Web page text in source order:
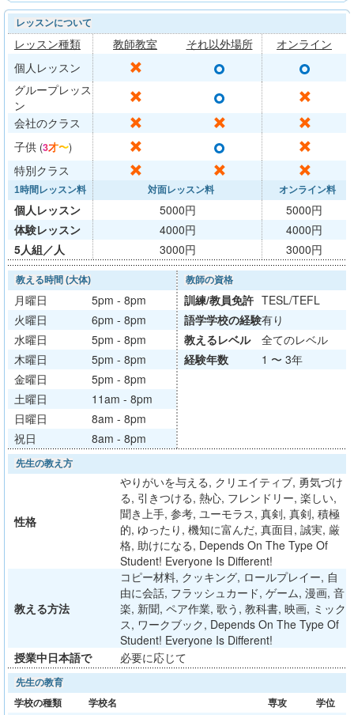
レッスンについて
レッスン種類 教師教室 それ以外場所
オンライン
個人レッスン
✕ ○ ○
グループレッス
ン
✕ ○ ✕
会社のクラス ✕ ✕ ✕
子供 (3才〜) ✕ ○ ✕
特別クラス ✕ ✕ ✕
1時間レッスン料 対面レッスン料 オンライン料
個人レッスン 5000円
5000円
体験レッスン
4000円
4000円
5人組／人
3000円 3000円
教える時間 (大体)
月曜日
5pm - 8pm
火曜日
6pm - 8pm
水曜日
5pm - 8pm
木曜日
5pm - 8pm
金曜日
5pm - 8pm
土曜日
11am - 8pm
日曜日
8am - 8pm
祝日
8am - 8pm
教師の資格
訓練/教員免許 TESL/TEFL
語学学校の経験有り
教えるレベル
全てのレベル
経験年数
1 〜 3年
先生の教え方
性格
やりがいを与える, クリエイティブ, 勇気づけ
る, 引きつける, 熱心, フレンドリー, 楽しい,
聞き上手, 参考, ユーモラス, 真剣, 真剣, 積極
的, ゆったり, 機知に富んだ, 真面目, 誠実, 厳
格, 助けになる, Depends On The Type Of
Student! Everyone Is Different!
教える方法
コピー材料, クッキング, ロールプレイー, 自
由に会話, フラッシュカード, ゲーム, 漫画, 音
楽, 新聞, ペア作業, 歌う, 教科書, 映画, ミック
ス, ワークブック, Depends On The Type Of
Student! Everyone Is Different!
授業中日本語で
必要に応じて
先生の教育
学校の種類 学校名 専攻 学位